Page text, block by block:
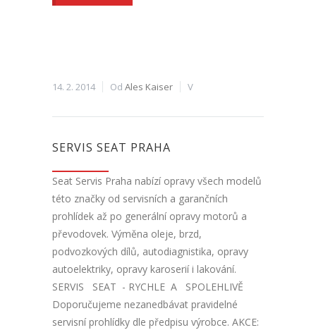
14. 2. 2014 Od Ales Kaiser V
SERVIS SEAT PRAHA
Seat Servis Praha nabízí opravy všech modelů
této značky od servisních a garančních
prohlídek až po generální opravy motorů a
převodovek. Výměna oleje, brzd,
podvozkových dílů, autodiagnistika, opravy
autoelektriky, opravy karoserií i lakování.
SERVIS SEAT - RYCHLE A SPOLEHLIVĚ
Doporučujeme nezanedbávat pravidelné
servisní prohlídky dle předpisu výrobce. AKCE: